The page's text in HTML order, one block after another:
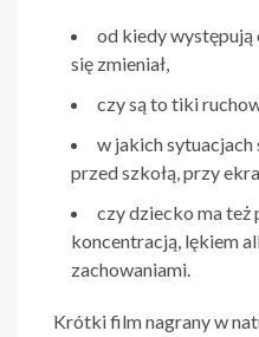
od kiedy
się zmieniał,
czy są to tiki
w jakich sytuacjach
przed szkołą, przy
czy dziecko ma też
koncentracją, lękiem
zachowaniami.
Krótki film nagrany w